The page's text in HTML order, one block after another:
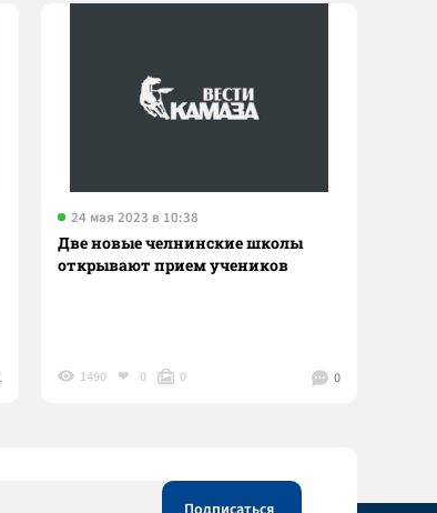
24 мая 2023 в 10:38
Две новые челнинские школы
открывают прием учеников
0
1490 0 0